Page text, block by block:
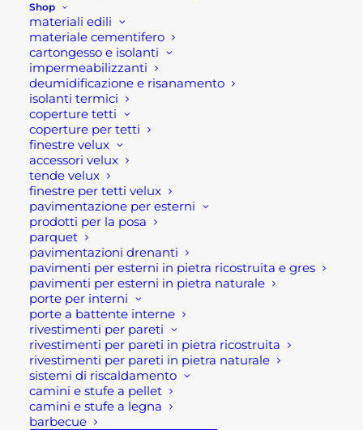
Shop
materiali edili
materiale cementifero
cartongesso e isolanti
impermeabilizzanti
deumidificazione e risanamento
isolanti termici
coperture tetti
coperture per tetti
finestre velux
accessori velux
tende velux
finestre per tetti velux
pavimentazione per esterni
prodotti per la posa
parquet
pavimentazioni drenanti
pavimenti per esterni in pietra ricostruita e gres
pavimenti per esterni in pietra naturale
porte per interni
porte a battente interne
rivestimenti per pareti
rivestimenti per pareti in pietra ricostruita
rivestimenti per pareti in pietra naturale
sistemi di riscaldamento
camini e stufe a pellet
camini e stufe a legna
barbecue
IDROPITTURA VIRGINIA
19,00€ - 149,40€Fascia
a
149,40 €
Questo
prodotto
ha
più
varianti.
Le
opzioni
possono
essere
scelte
nella
pagina
del
prodotto